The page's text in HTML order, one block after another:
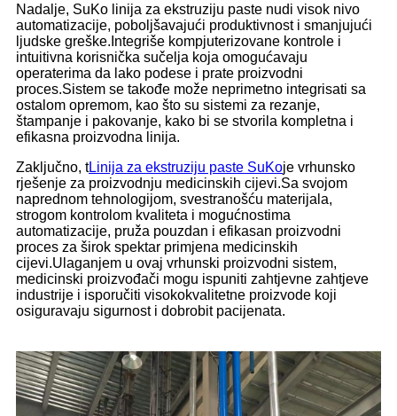
Nadalje, SuKo linija za ekstruziju paste nudi visok nivo
automatizacije, poboljšavajući produktivnost i smanjujući
ljudske greške.Integriše kompjuterizovane kontrole i
intuitivna korisnička sučelja koja omogućavaju
operaterima da lako podese i prate proizvodni
proces.Sistem se takođe može neprimetno integrisati sa
ostalom opremom, kao što su sistemi za rezanje,
štampanje i pakovanje, kako bi se stvorila kompletna i
efikasna proizvodna linija.
Zaključno, tLinija za ekstruziju paste SuKoje vrhunsko
rješenje za proizvodnju medicinskih cijevi.Sa svojom
naprednom tehnologijom, svestranošću materijala,
strogom kontrolom kvaliteta i mogućnostima
automatizacije, pruža pouzdan i efikasan proizvodni
proces za širok spektar primjena medicinskih
cijevi.Ulaganjem u ovaj vrhunski proizvodni sistem,
medicinski proizvođači mogu ispuniti zahtjevne zahtjeve
industrije i isporučiti visokokvalitetne proizvode koji
osiguravaju sigurnost i dobrobit pacijenata.